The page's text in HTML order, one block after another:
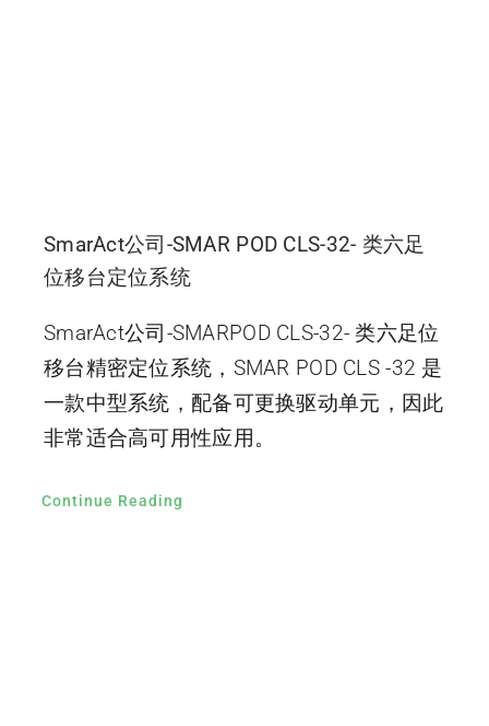
SmarAct公司-SMAR POD CLS-32- 类六足
位移台定位系统
SmarAct公司-SMARPOD CLS-32- 类六足位
移台精密定位系统，SMAR POD CLS -32 是
一款中型系统，配备可更换驱动单元，因此
非常适合高可用性应用。
Continue Reading